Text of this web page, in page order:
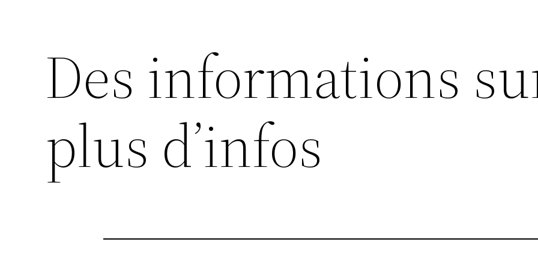
Des informations
plus d’infos